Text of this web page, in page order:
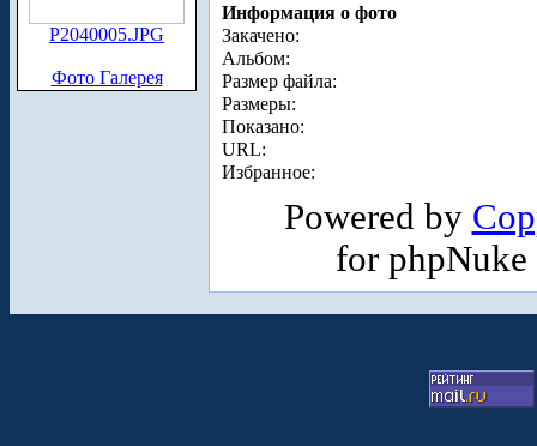
P2040005.JPG
Фото Галерея
Информация о фото
Закачено:
Альбом:
Размер файла:
Размеры:
Показано:
URL:
Избранное:
Powered by
for